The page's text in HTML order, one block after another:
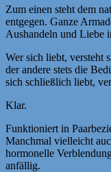
Zum einen steht dem
entgegen. Ganze
Aushandeln und Liebe
Wer sich liebt, versteht
der andere stets die
sich schließlich liebt,
Klar.
Funktioniert in
Manchmal vielleicht
hormonelle
anfällig.